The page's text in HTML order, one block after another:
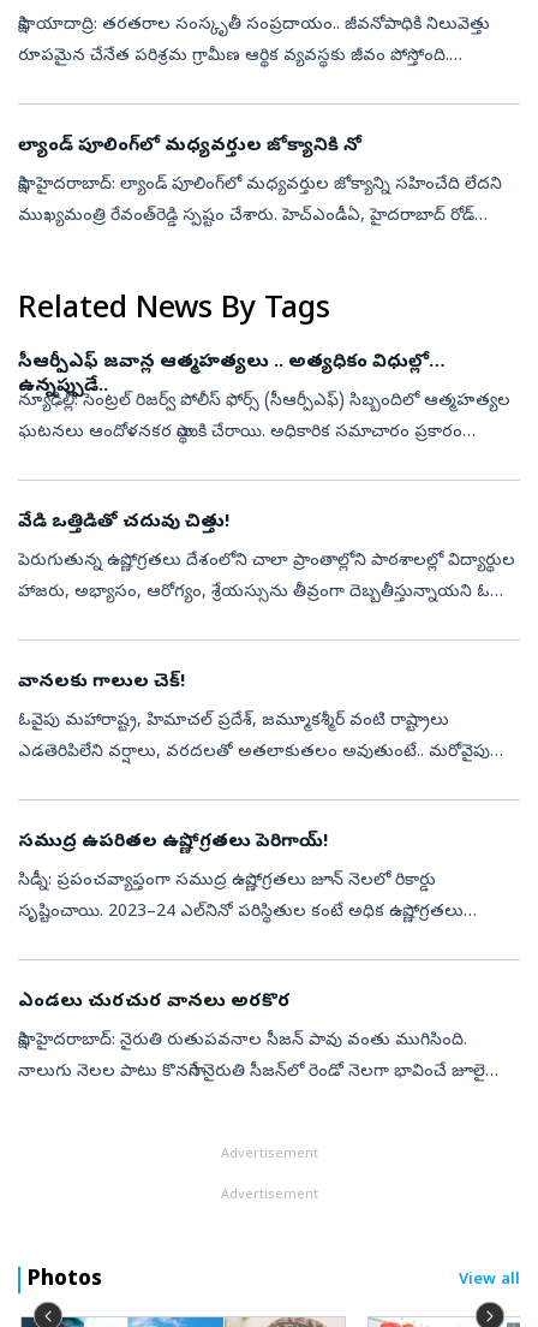
సాక్షి, యాదాద్రి: తరతరాల సంస్కృతీ సంప్రదాయం.. జీవనోపాధికి నిలువెత్తు
రూపమైన చేనేత పరిశ్రమ గ్రామీణ ఆర్థిక వ్యవస్థకు జీవం పోస్తోంది.
ల్యాండ్‌ పూలింగ్‌లో మధ్యవర్తుల జోక్యానికి నో
సాక్షి, హైదరాబాద్‌: ల్యాండ్‌ పూలింగ్‌లో మధ్యవర్తుల జోక్యాన్ని సహించేది లేదని
ముఖ్యమంత్రి రేవంత్‌రెడ్డి స్పష్టం చేశారు. హెచ్‌ఎండీఏ, హైదరాబాద్‌ రోడ్‌
Related News By Tags
సీఆర్పీఎఫ్ జవాన్ల ఆత్మహత్యలు .. అత్యధికం విధుల్లో
ఉన్నప్పుడే..
న్యూఢిల్లీ: సెంట్రల్ రిజర్వ్ పోలీస్ ఫోర్స్ (సీఆర్పీఎఫ్) సిబ్బందిలో ఆత్మహత్యల
ఘటనలు ఆందోళనకర స్థాయికి చేరాయి. అధికారిక సమాచారం ప్రకారం
వేడి ఒత్తిడితో చదువు చిత్తు!
పెరుగుతున్న ఉష్ణోగ్రతలు దేశంలోని చాలా ప్రాంతాల్లోని పాఠశాలల్లో విద్యార్థుల
హాజరు, అభ్యాసం, ఆరోగ్యం, శ్రేయస్సును తీవ్రంగా దెబ్బతీస్తున్నాయని ఓ
వానలకు గాలుల చెక్‌!
ఓవైపు మహారాష్ట్ర, హిమాచల్‌ ప్రదేశ్, జమ్మూకశ్మీర్‌ వంటి రాష్ట్రాలు
ఎడతెరిపిలేని వర్షాలు, వరదలతో అతలాకుతలం అవుతుంటే.. మరోవైపు
సముద్ర ఉపరితల ఉష్ణోగ్రతలు పెరిగాయ్‌!
సిడ్నీ: ప్రపంచవ్యాప్తంగా సముద్ర ఉష్ణోగ్రతలు జూన్‌ నెలలో రికార్డు
సృష్టించాయి. 2023–24 ఎల్‌నినో పరిస్థితుల కంటే అధిక ఉష్ణోగ్రతలు
ఎండలు చురచుర వానలు అరకొర
సాక్షి, హైదరాబాద్‌: నైరుతి రుతుపవనాల సీజన్‌ పావు వంతు ముగిసింది.
నాలుగు నెలల పాటు కొనసాగే నైరుతి సీజన్‌లో రెండో నెలగా భావించే జూలై
Advertisement
Advertisement
Photos View all